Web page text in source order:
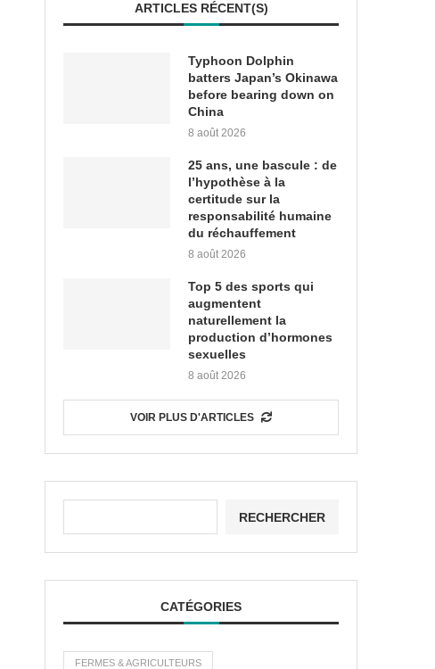
ARTICLES RÉCENT(S)
Typhoon Dolphin
batters Japan’s Okinawa
before bearing down on
China
8 août 2026
25 ans, une bascule : de
l’hypothèse à la
certitude sur la
responsabilité humaine
du réchauffement
8 août 2026
Top 5 des sports qui
augmentent
naturellement la
production d’hormones
sexuelles
8 août 2026
VOIR PLUS D'ARTICLES
RECHERCHER
CATÉGORIES
FERMES & AGRICULTEURS